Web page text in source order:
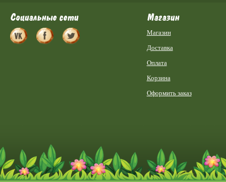
Социальные сети Магазин
Магазин
Доставка
Оплата
Корзина
Оформить заказ